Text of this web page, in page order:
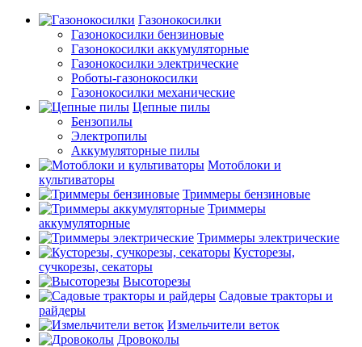
Газонокосилки
Газонокосилки бензиновые
Газонокосилки аккумуляторные
Газонокосилки электрические
Роботы-газонокосилки
Газонокосилки механические
Цепные пилы
Бензопилы
Электропилы
Аккумуляторные пилы
Мотоблоки и
культиваторы
Триммеры бензиновые
Триммеры
аккумуляторные
Триммеры электрические
Кусторезы,
сучкорезы, секаторы
Высоторезы
Садовые тракторы и
райдеры
Измельчители веток
Дровоколы